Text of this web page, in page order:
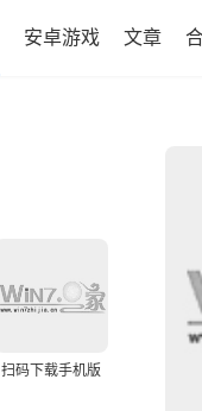
安卓游戏 文章
扫码下载手机版